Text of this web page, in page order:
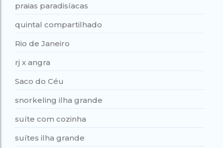
praias paradisíacas
quintal compartilhado
Rio de Janeiro
rj x angra
Saco do Céu
snorkeling ilha grande
suíte com cozinha
suítes ilha grande